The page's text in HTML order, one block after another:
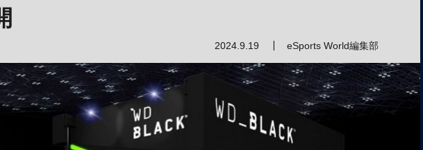
2024.9.19 eSports World編集部